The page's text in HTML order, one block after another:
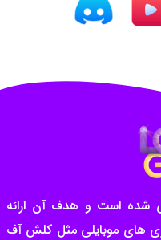
در سال ۱۳۹۳ تاسیس شده است و هدف آن ارائه
های موبایلی مثل کلش آف